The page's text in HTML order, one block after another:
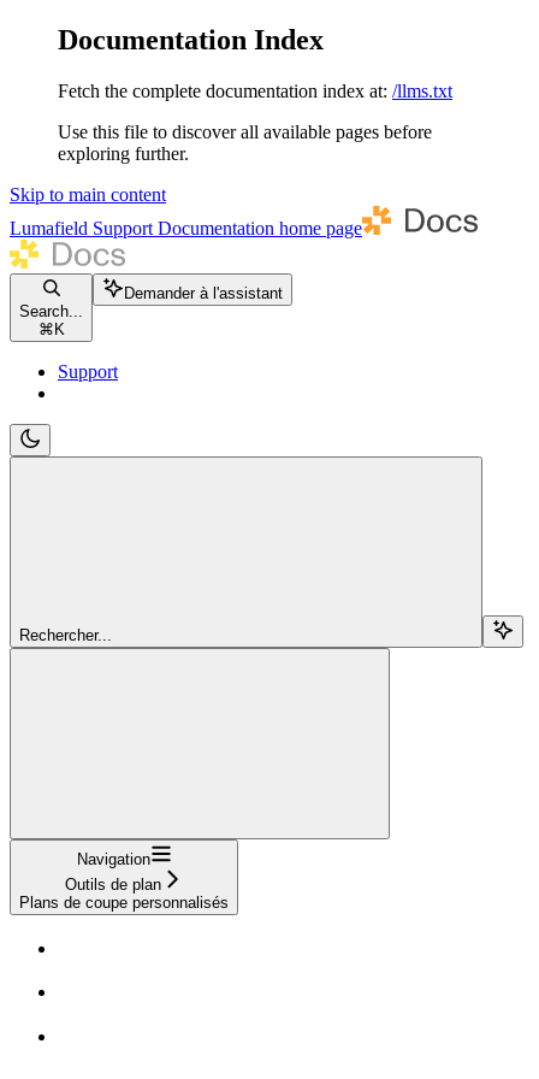
Documentation Index
Fetch the complete documentation index at: /llms.txt
Use this file to discover all available pages before
exploring further.
Skip to main content
Lumafield Support Documentation home page
Search...
⌘ K
Demander à l'assistant
Support
Rechercher...
Navigation
Outils de plan
Plans de coupe personnalisés